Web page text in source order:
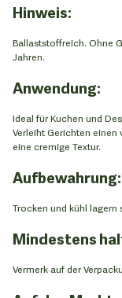
Hinweis:
Ballaststoffreich. Ohne
Jahren.
Anwendung:
Ideal für Kuchen und
Verleiht Gerichten
eine cremige Textur.
Aufbewahrung:
Trocken und kühl
Mindestens
Vermerk auf der